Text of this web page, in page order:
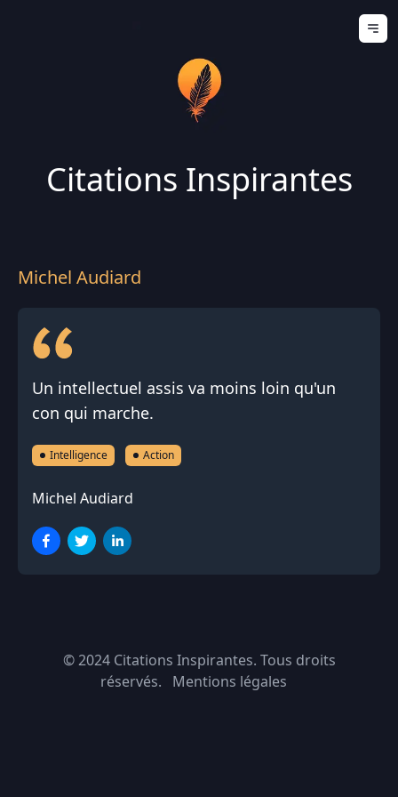
Citations Inspirantes
Michel Audiard
Un intellectuel assis va moins loin qu'un
con qui marche.
Intelligence Action
Michel Audiard
© 2024 Citations Inspirantes. Tous droits
réservés.
Mentions légales